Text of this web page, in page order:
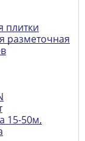
плитки
разметочная
15-50м,